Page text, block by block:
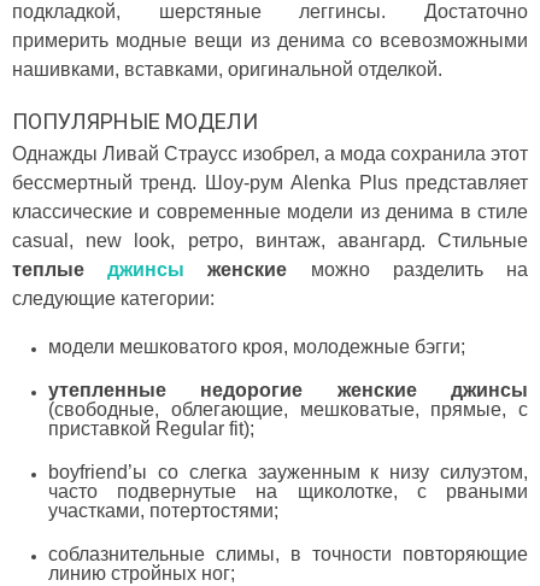
Читати далі →
подкладкой, шерстяные леггинсы. Достаточно
примерить модные вещи из денима со всевозможными
нашивками, вставками, оригинальной отделкой.
ПОПУЛЯРНЫЕ МОДЕЛИ
Однажды Ливай Страусс изобрел, а мода сохранила этот
бессмертный тренд. Шоу-рум Alenka Plus представляет
классические и современные модели из денима в стиле
casual, new look, ретро, винтаж, авангард. Стильные
теплыеджинсы женские можно разделить на
следующие категории:
модели мешковатого кроя, молодежные бэгги;
утепленные недорогие женские джинсы
(свободные, облегающие, мешковатые, прямые, с
приставкой Regular fit);
boyfriend’ы со слегка зауженным к низу силуэтом,
часто подвернутые на щиколотке, с рваными
участками, потертостями;
соблазнительные слимы, в точности повторяющие
линию стройных ног;